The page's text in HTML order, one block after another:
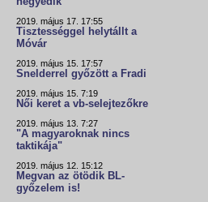
2019. május 17. 17:55
Tisztességgel helytállt a
Móvár
2019. május 15. 17:57
Snelderrel győzött a Fradi
2019. május 15. 7:19
Női keret a vb-selejtezőkre
2019. május 13. 7:27
"A magyaroknak nincs
taktikája"
2019. május 12. 15:12
Megvan az ötödik BL-
győzelem is!